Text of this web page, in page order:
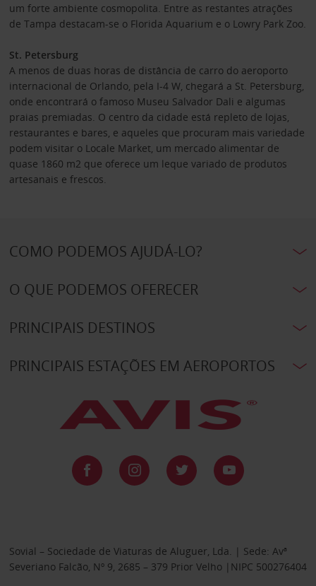
um forte ambiente cosmopolita. Entre as restantes atrações
de Tampa destacam-se o Florida Aquarium e o Lowry Park Zoo.
St. Petersburg
A menos de duas horas de distância de carro do aeroporto
internacional de Orlando, pela I-4 W, chegará a St. Petersburg,
onde encontrará o famoso Museu Salvador Dali e algumas
praias premiadas. O centro da cidade está repleto de lojas,
restaurantes e bares, e aqueles que procuram mais variedade
podem visitar o Locale Market, um mercado alimentar de
quase 1860 m2 que oferece um leque variado de produtos
artesanais e frescos.
COMO PODEMOS AJUDÁ-LO?
O QUE PODEMOS OFERECER
PRINCIPAIS DESTINOS
PRINCIPAIS ESTAÇÕES EM AEROPORTOS
Sovial – Sociedade de Viaturas de Aluguer, Lda. | Sede: Avª
Severiano Falcão, Nº 9, 2685 – 379 Prior Velho |NIPC 500276404